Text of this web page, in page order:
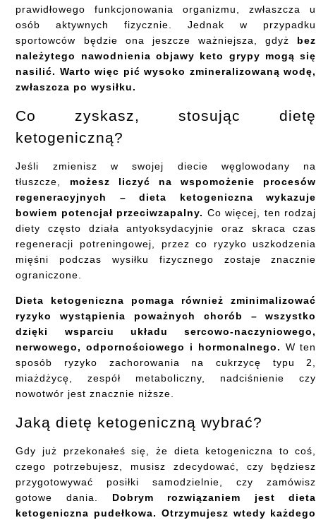
prawidłowego funkcjonowania organizmu, zwłaszcza u
osób aktywnych fizycznie. Jednak w przypadku
sportowców będzie ona jeszcze ważniejsza, gdyż bez
należytego nawodnienia objawy keto grypy mogą się
nasilić. Warto więc pić wysoko zmineralizowaną wodę,
zwłaszcza po wysiłku.
Co zyskasz, stosując dietę
ketogeniczną?
Jeśli zmienisz w swojej diecie węglowodany na
tłuszcze, możesz liczyć na wspomożenie procesów
regeneracyjnych – dieta ketogeniczna wykazuje
bowiem potencjał przeciwzapalny. Co więcej, ten rodzaj
diety często działa antyoksydacyjnie oraz skraca czas
regeneracji potreningowej, przez co ryzyko uszkodzenia
mięśni podczas wysiłku fizycznego zostaje znacznie
ograniczone.
Dieta ketogeniczna pomaga również zminimalizować
ryzyko wystąpienia poważnych chorób – wszystko
dzięki wsparciu układu sercowo-naczyniowego,
nerwowego, odpornościowego i hormonalnego. W ten
sposób ryzyko zachorowania na cukrzycę typu 2,
miażdżycę, zespół metaboliczny, nadciśnienie czy
nowotwór jest znacznie niższe.
Jaką dietę ketogeniczną wybrać?
Gdy już przekonałeś się, że dieta ketogeniczna to coś,
czego potrzebujesz, musisz zdecydować, czy będziesz
przygotowywać posiłki samodzielnie, czy zamówisz
gotowe dania. Dobrym rozwiązaniem jest dieta
ketogeniczna pudełkowa. Otrzymujesz wtedy każdego